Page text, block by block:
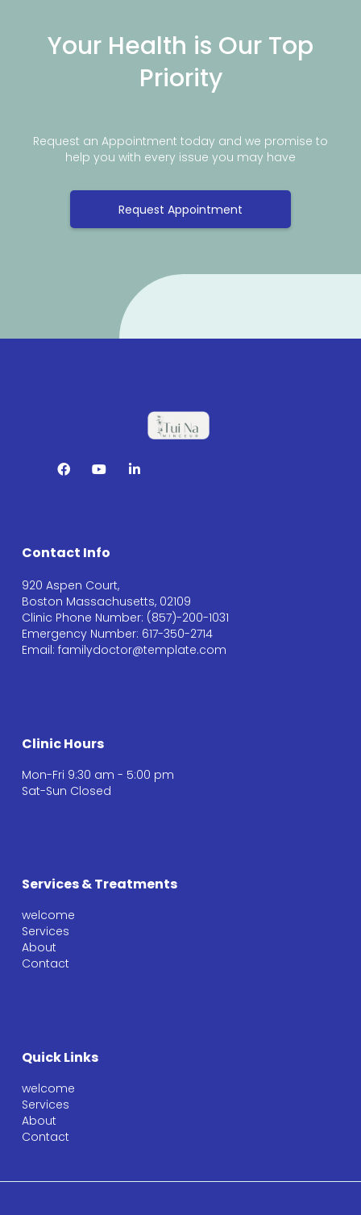
Your Health is Our Top
Priority
Request an Appointment today and we promise to
help you with every issue you may have
Request Appointment
Contact Info
920 Aspen Court,
Boston Massachusetts, 02109
Clinic Phone Number: (857)-200-1031
Emergency Number: 617-350-2714
Email: familydoctor@template.com
Clinic Hours
Mon-Fri 9:30 am - 5:00 pm
Sat-Sun Closed
Services & Treatments
welcome
Services
About
Contact
Quick Links
welcome
Services
About
Contact